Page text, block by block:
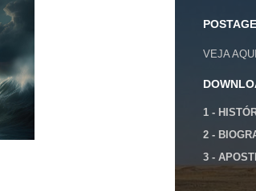
VEJA AQUI
1 -
2 -
3 -